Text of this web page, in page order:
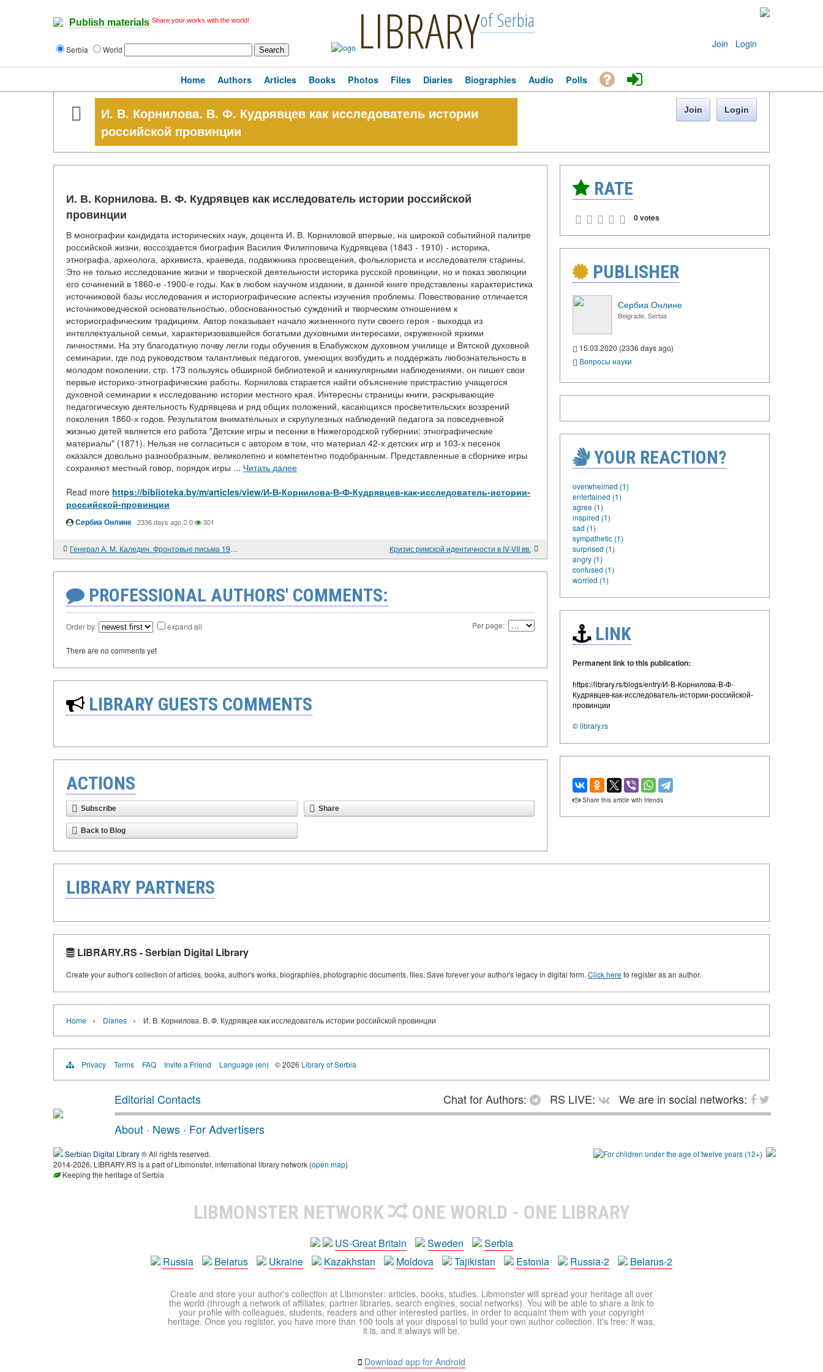
Publish materials Share your works with the world!
Serbia World LIBRARYof Serbia
Join · Login
Home Authors Articles Books Photos Files Diaries Biographies Audio Polls
И. В. Корнилова. В. Ф. Кудрявцев как исследователь истории
российской провинции
Join Login
И. В. Корнилова. В. Ф. Кудрявцев как исследователь истории российской
провинции
В монографии кандидата исторических наук, доцента И. В. Корниловой впервые, на широкой событийной палитре
российской жизни, воссоздается биография Василия Филипповича Кудрявцева (1843 - 1910) - историка,
этнографа, археолога, архивиста, краеведа, подвижника просвещения, фольклориста и исследователя старины.
Это не только исследование жизни и творческой деятельности историка русской провинции, но и показ эволюции
его сочинений в 1860-е -1900-е годы. Как в любом научном издании, в данной книге представлены характеристика
источниковой базы исследования и историографические аспекты изучения проблемы. Повествование отличается
источниковедческой основательностью, обоснованностью суждений и творческим отношением к
историографическим традициям. Автор показывает начало жизненного пути своего героя - выходца из
интеллектуальной семьи, характеризовавшейся богатыми духовными интересами, окруженной яркими
личностями. На эту благодатную почву легли годы обучения в Елабужском духовном училище и Вятской духовной
семинарии, где под руководством талантливых педагогов, умеющих возбудить и поддержать любознательность в
молодом поколении, стр. 173 пользуясь обширной библиотекой и каникулярными наблюдениями, он пишет свои
первые историко-этнографические работы. Корнилова старается найти объяснение пристрастию учащегося
духовной семинарии к исследованию истории местного края. Интересны страницы книги, раскрывающие
педагогическую деятельность Кудрявцева и ряд общих положений, касающихся просветительских воззрений
поколения 1860-х годов. Результатом внимательных и скрупулезных наблюдений педагога за повседневной
жизнью детей является его работа "Детские игры и песенки в Нижегородской губернии: этнографические
материалы" (1871). Нельзя не согласиться с автором в том, что материал 42-х детских игр и 103-х песенок
оказался довольно разнообразным, великолепно и компетентно подобранным. Представленные в сборнике игры
сохраняют местный говор, порядок игры ... Читать далее
Read more https://biblioteka.by/m/articles/view/И-В-Корнилова-В-Ф-Кудрявцев-как-исследователь-истории-
российской-провинции
Сербиа Онлине · 2336 days ago 0 301
Генерал А. М. Каледин. Фронтовые письма 1915-1917 гг. Кризис римской идентичности в IV-VII вв.
PROFESSIONAL AUTHORS' COMMENTS:
Order by: expand all Per page:
There are no comments yet
LIBRARY GUESTS COMMENTS
ACTIONS
Subscribe Share
Back to Blog
RATE
0 votes
PUBLISHER
Сербиа Онлине
Belgrade, Serbia
15.03.2020 (2336 days ago)
Вопросы науки
YOUR REACTION?
overwhelmed (1)
entertained (1)
agree (1)
inspired (1)
sad (1)
sympathetic (1)
surprised (1)
angry (1)
confused (1)
worried (1)
LINK
Permanent link to this publication:
https://library.rs/blogs/entry/И-В-Корнилова-В-Ф-
Кудрявцев-как-исследователь-истории-российской-
провинции
©library.rs
Share this article with friends
LIBRARY PARTNERS
LIBRARY.RS - Serbian Digital Library
Create your author's collection of articles, books, author's works, biographies, photographic documents, files. Save forever your author's legacy in digital form. Click hereto register as an author.
Home › Diaries › И. В. Корнилова. В. Ф. Кудрявцев как исследователь истории российской провинции
Privacy Terms FAQ Invite a Friend Language (en) © 2026 Library of Serbia
Editorial Contacts Chat for Authors: RS LIVE:
We are in social networks:
About · News · For Advertisers
Serbian Digital Library® All rights reserved.
2014-2026, LIBRARY.RS is a part of Libmonster, international library network (open map)
Keeping the heritage of Serbia
LIBMONSTER NETWORK ONE WORLD - ONE LIBRARY
US-Great Britain Sweden
Serbia
Russia
Belarus Ukraine Kazakhstan Moldova Tajikistan Estonia Russia-2 Belarus-2
Create and store your author's collection at Libmonster: articles, books, studies. Libmonster will spread your heritage all over
the world (through a network of affiliates, partner libraries, search engines, social networks). You will be able to share a link to
your profile with colleagues, students, readers and other interested parties, in order to acquaint them with your copyright
heritage. Once you register, you have more than 100 tools at your disposal to build your own author collection. It's free: it was,
it is, and it always will be.
Download app for Android